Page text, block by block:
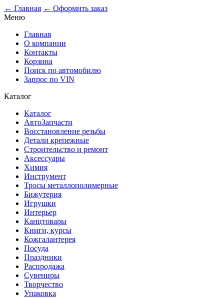
← Главная ← Оформить заказ
Меню
Главная
О компании
Контакты
Корзина
Поиск по автомобилю
Запрос по VIN
Каталог
Каталог
АвтоЗапчасти
Восстановление резьбы
Детали крепежные
Строительство и ремонт
Аксессуары
Химия
Инструмент
Тросы металлополимерные
Бижутерия
Игрушки
Интерьер
Канцтовары
Книги, курсы
Кожгалантерея
Посуда
Праздники
Распродажа
Сувениры
Творчество
Упаковка